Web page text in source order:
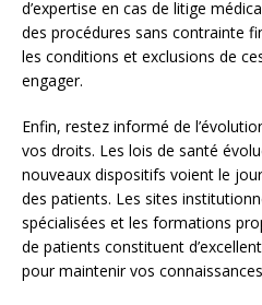
d’expertise en cas de litige
des procédures sans contrainte
les conditions et exclusions de
engager.
Enfin, restez informé de
vos droits. Les lois de santé
nouveaux dispositifs voient le
des patients. Les sites
spécialisées et les formations
de patients constituent
pour maintenir vos